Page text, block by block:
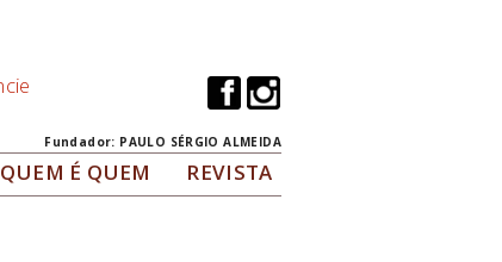
Fundador: PAULO SÉRGIO ALMEIDA
QUEM É QUEM REVISTA